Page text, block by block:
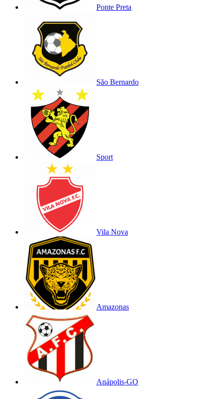
Ponte Preta
São Bernardo
Sport
Vila Nova
Amazonas
Anápolis-GO